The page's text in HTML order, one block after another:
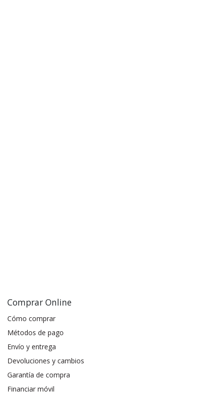
Comprar Online
Cómo comprar
Métodos de pago
Envío y entrega
Devoluciones y cambios
Garantía de compra
Financiar móvil